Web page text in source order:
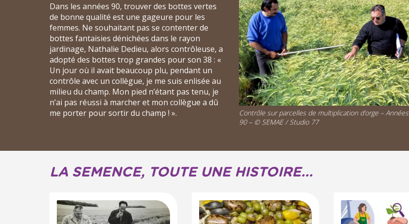
Dans les années 90, trouver des bottes vertes
de bonne qualité est une gageure pour les
femmes. Ne souhaitant pas se contenter de
bottes fantaisies dénichées dans le rayon
jardinage, Nathalie Dedieu, alors contrôleuse, a
adopté des bottes trop grandes pour son 38 : «
Un jour où il avait beaucoup plu, pendant un
contrôle avec un collègue, je me suis enlisée au
milieu du champ. Mon pied n’étant pas tenu, je
n’ai pas réussi à marcher et mon collègue a dû
me porter pour sortir du champ ! ».
Contrôle sur parcelles de multiplication d’orge – Années
90 – © SEMAE / Studio 77
LA SEMENCE, TOUTE UNE HISTOIRE...